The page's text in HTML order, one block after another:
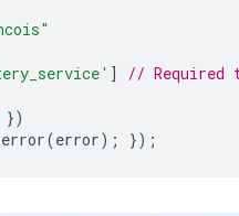
]
// Required
})
error(error); });